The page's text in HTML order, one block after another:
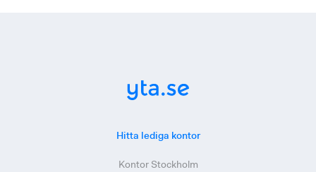
Hitta lediga kontor
Kontor Stockholm